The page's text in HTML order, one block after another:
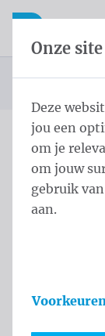
Inhoud overslaan
Taalkeuze
Open
Startpagina
Producten
Displays
Roll-up display
Roll
Onze
Deze
jou een
om je
om jouw
gebruik
aan.